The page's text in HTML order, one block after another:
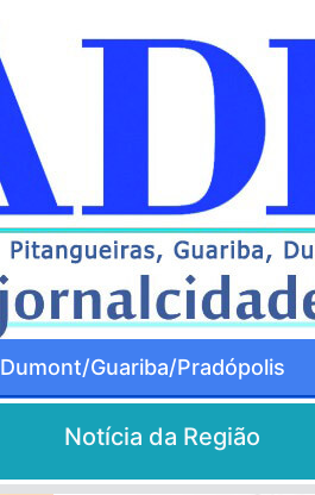
Dumont/Guariba/Pradópolis
Notícia da Região